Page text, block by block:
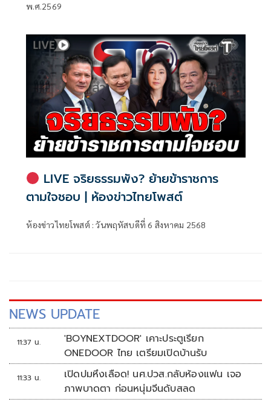
พ.ศ.2569
LIVE จริยธรรมพัง? ย้ายข้าราชการ
ตามใจชอบ | ห้องข่าวไทยโพสต์
ห้องข่าวไทยโพสต์ : วันพฤหัสบดีที่ 6 สิงหาคม 2568
NEWS UPDATE
11:37 น.
'BOYNEXTDOOR' เคาะประตูเรียก
ONEDOOR ไทย เตรียมเปิดบ้านรับ
11:33 น.
เปิดปมหึงเลือด! นศ.ปวส.กลับห้องแฟน เจอ
ภาพบาดตา ก่อนหนุ่มจีนดับสลด